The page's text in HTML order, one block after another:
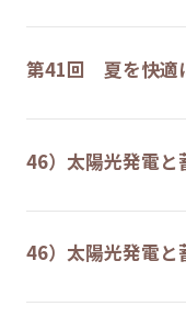
第41回 夏を快適
46）太陽光発電
46）太陽光発電